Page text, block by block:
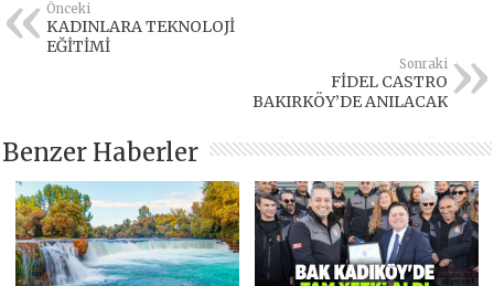
Önceki
KADINLARA TEKNOLOJİ
EĞİTİMİ
Sonraki
FİDEL CASTRO
BAKIRKÖY’DE ANILACAK
Benzer Haberler